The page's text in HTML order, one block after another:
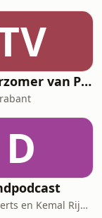
Transferzomer van PSV
D
Chris Aalberts en Kemal Rijken